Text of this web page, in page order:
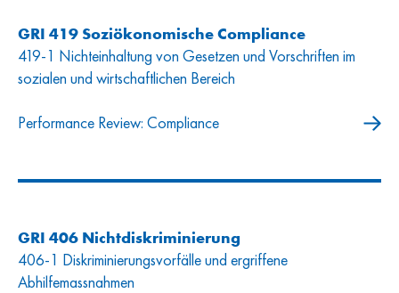
GRI 419 Soziökonomische Compliance
419-1 Nichteinhaltung von Gesetzen und Vorschriften im
sozialen und wirtschaftlichen Bereich
Performance Review: Compliance
GRI 406 Nichtdiskriminierung
406-1 Diskriminierungsvorfälle und ergriffene
Abhilfemassnahmen